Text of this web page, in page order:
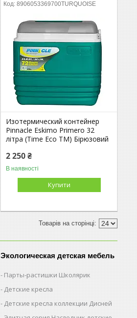
8906053369700TURQUOISE
Изотермический контейнер
Pinnacle Eskimo Primero 32
літра (Time Eco TM) Бірюзовий
2 250 ₴
В наявності
Купити
Экологическая детская мебель
Парты-растишки Школярик
Детские кресла
Детские кресла коллекции Дисней